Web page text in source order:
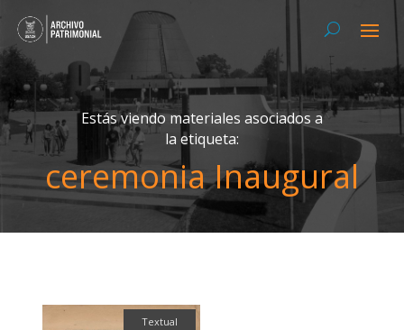
Estás viendo materiales asociados a
la etiqueta:
ceremonia Inaugural
Textual